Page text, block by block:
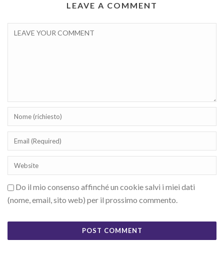
LEAVE A COMMENT
Do il mio consenso affinché un cookie salvi i miei dati
(nome, email, sito web) per il prossimo commento.